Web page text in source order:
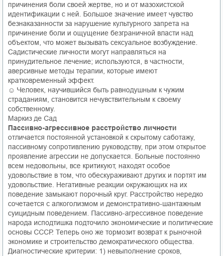
причинения боли своей жертве, но и от мазохистской
идентификации с ней. Большое значение имеет чувство
безнаказанности за нарушение культурного запрета на
причинение боли и ощущение безграничной власти над
объектом, что может вызывать сексуальное возбуждение.
Садистические личности могут направляться на
принудительное лечение; используются, в частности,
аверсивные методы терапии, которые имеют
кратковременный эффект.
☺ Человек, научившийся быть равнодушным к чужим
страданиям, становится нечувствительным к своему
собственному.
Маркиз де Сад
Пассивно-агрессивное расстройство личности
отличается постоянной установкой к скрытому саботажу,
пассивному сопротивлению руководству, при этом открытое
проявление агрессии не допускается. Больные постоянно
всем недовольны, все критикуют, находят особое
удовольствие в том, что обескураживают других и портят им
удовольствие. Негативные реакции окружающих на их
поведение замыкают порочный круг. Расстройство нередко
сочетается с алкоголизмом и демонстративно-шантажным
суицидным поведением. Пассивно-агрессивное поведение
народа исподтишка подточило экономические и политические
основы СССР. Теперь оно же тормозит возврат к рыночной
экономике и строительство демократического общества.
Диагностические критерии: 1) невыполнение сроков,